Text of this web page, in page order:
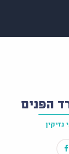
הפנים
נזיקין